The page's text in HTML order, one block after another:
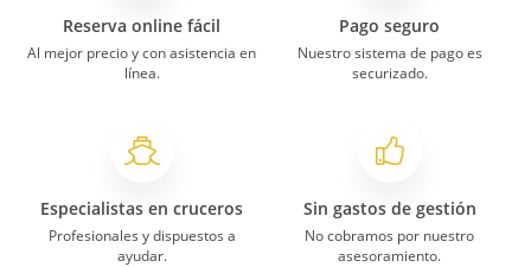
Reserva online fácil
Al mejor precio y con asistencia en
línea.
Pago seguro
Nuestro sistema de pago es
securizado.
Especialistas en cruceros
Profesionales y dispuestos a
ayudar.
Sin gastos de gestión
No cobramos por nuestro
asesoramiento.